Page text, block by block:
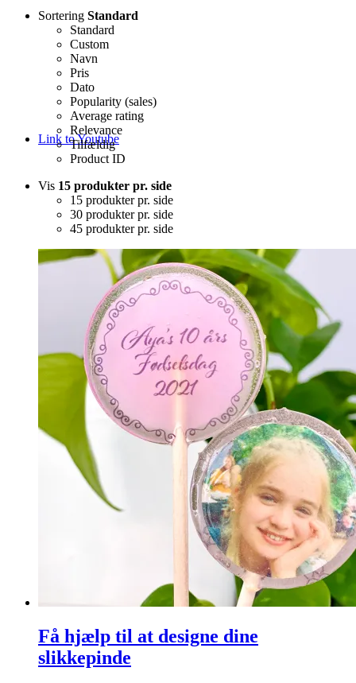
Link to Youtube
Sortering Standard
Standard
Custom
Navn
Pris
Dato
Popularity (sales)
Average rating
Relevance
Tilfældig
Product ID
Vis 15 produkter pr. side
15 produkter pr. side
30 produkter pr. side
45 produkter pr. side
Få hjælp til at designe dine
slikkepinde